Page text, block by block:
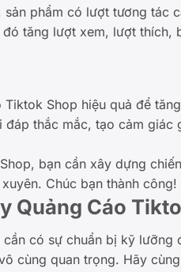
phẩm có lượt tương tác
tăng lượt xem, lượt
Shop hiệu quả để
thắc mắc, tạo cảm
bạn cần xây dựng
Chúc bạn thành công!
Quảng Cáo
có sự chuẩn bị kỹ lưỡng
cùng quan trọng. Hãy